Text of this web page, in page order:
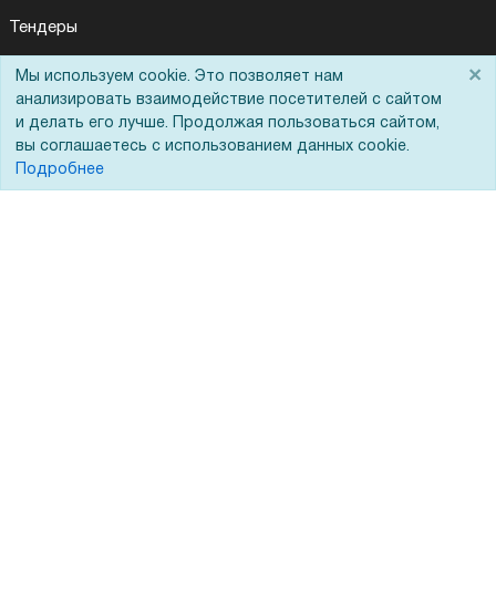
Тендеры
ЭДО
Помощь
Мы используем cookie. Это позволяет нам
анализировать взаимодействие посетителей с сайтом
и делать его лучше. Продолжая пользоваться сайтом,
вы соглашаетесь с использованием данных cookie.
Подробнее
×